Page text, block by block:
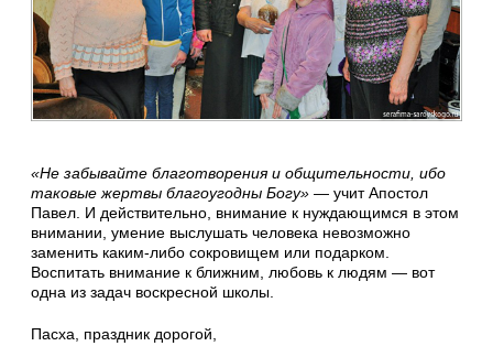
«Не забывайте благотворения и общительности, ибо
таковые жертвы благоугодны Богу» — учит Апостол
Павел. И действительно, внимание к нуждающимся в этом
внимании, умение выслушать человека невозможно
заменить каким-либо сокровищем или подарком.
Воспитать внимание к ближним, любовь к людям — вот
одна из задач воскресной школы.
Пасха, праздник дорогой,